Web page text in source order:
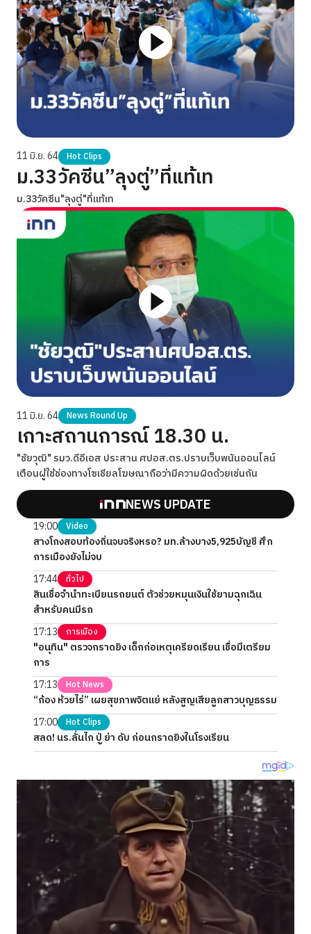
11 มิ.ย. 64 Hot Clips
ม.33วัคซีน”ลุงตู่”ที่แท้เท
ม.33วัคซีน"ลุงตู่"ที่แท้เท
11 มิ.ย. 64 News Round Up
เกาะสถานการณ์ 18.30 น.
"ชัยวุฒิ" รมว.ดีอีเอส ประสาน ศปอส.ตร.ปราบเว็บพนันออนไลน์
เตือนผู้ใช้ช่องทางโซเชียลโฆษณาถือว่ามีความผิดด้วยเช่นกัน
NEWS UPDATE
19:00 Video
สางโกงสอบท้องถิ่นจบจริงหรอ? มท.ล้างบาง5,925บัญชี ศึก
การเมืองยังไม่จบ
17:44
ทั่วไป
สินเชื่อจำนำทะเบียนรถยนต์ ตัวช่วยหมุนเงินใช้ยามฉุกเฉิน
สำหรับคนมีรถ
17:13
การเมือง
"อนุทิน" ตรวจกราดยิง เด็กก่อเหตุเครียดเรียน เชื่อมีเตรียม
การ
17:13
Hot News
“ก้อง ห้วยไร่” เผยสุขภาพจิตแย่ หลังสูญเสียลูกสาวบุญธรรม
17:00
Hot Clips
สลด! นร.ลั่นไก ปู่ ย่า ดับ ก่อนกราดยิงในโรงเรียน